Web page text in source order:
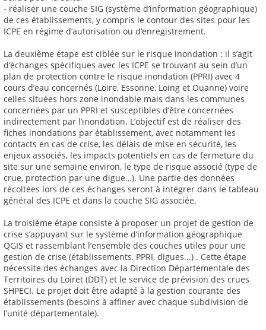
- réaliser une couche SIG (système d’information géographique)
de ces établissements, y compris le contour des sites pour les
ICPE en régime d’autorisation ou d’enregistrement.
La deuxième étape est ciblée sur le risque inondation : il s’agit
d’échanges spécifiques avec les ICPE se trouvant au sein d’un
plan de protection contre le risque inondation (PPRI) avec 4
cours d’eau concernés (Loire, Essonne, Loing et Ouanne) voire
celles situées hors zone inondable mais dans les communes
concernées par un PPRI et susceptibles d’être concernées
indirectement par l’inondation. L’objectif est de réaliser des
fiches inondations par établissement, avec notamment les
contacts en cas de crise, les délais de mise en sécurité, les
enjeux associés, les impacts potentiels en cas de fermeture du
site sur une semaine environ, le type de risque associé (type de
crue, protection par une digue…). Une partie des données
récoltées lors de ces échanges seront à intégrer dans le tableau
général des ICPE et dans la couche SIG associée.
La troisième étape consiste à proposer un projet de gestion de
crise s’appuyant sur le système d’information géographique
QGIS et rassemblant l’ensemble des couches utiles pour une
gestion de crise (établissements, PPRI, digues...) . Cette étape
nécessite des échanges avec la Direction Départementale des
Territoires du Loiret (DDT) et le service de prévision des crues
SHPECI. Le projet doit être adapté à la gestion courante des
établissements (besoins à affiner avec chaque subdivision de
l’unité départementale).